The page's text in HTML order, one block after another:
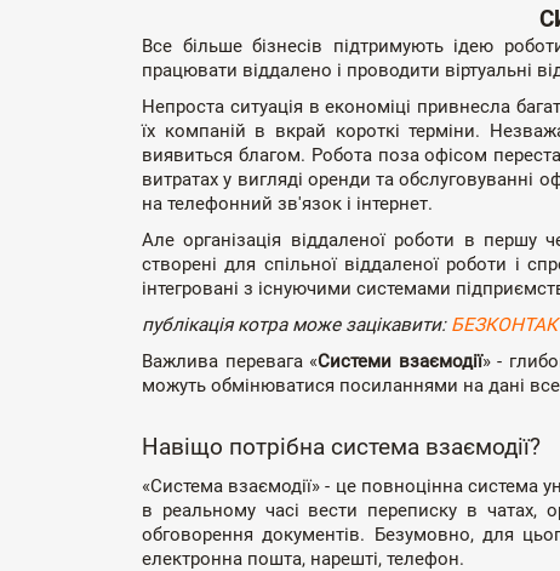
Все більше бізнесів підтримують ідею
працювати віддалено і проводити віртуальні
Непроста ситуація в економіці привнесла
їх компаній в вкрай короткі терміни.
виявиться благом. Робота поза офісом
витратах у вигляді оренди та обслуговуванні
на телефонний зв'язок і інтернет.
Але організація віддаленої роботи в першу
створені для спільної віддаленої роботи і
інтегровані з існуючими системами
публікація котра може зацікавити:
Важлива перевага «Системи взаємодії» -
можуть обмінюватися посиланнями на дані
Навіщо потрібна система взаємодії?
«Система взаємодії» - це повноцінна система
в реальному часі вести переписку в чатах,
обговорення документів. Безумовно, для
електронна пошта, нарешті, телефон.